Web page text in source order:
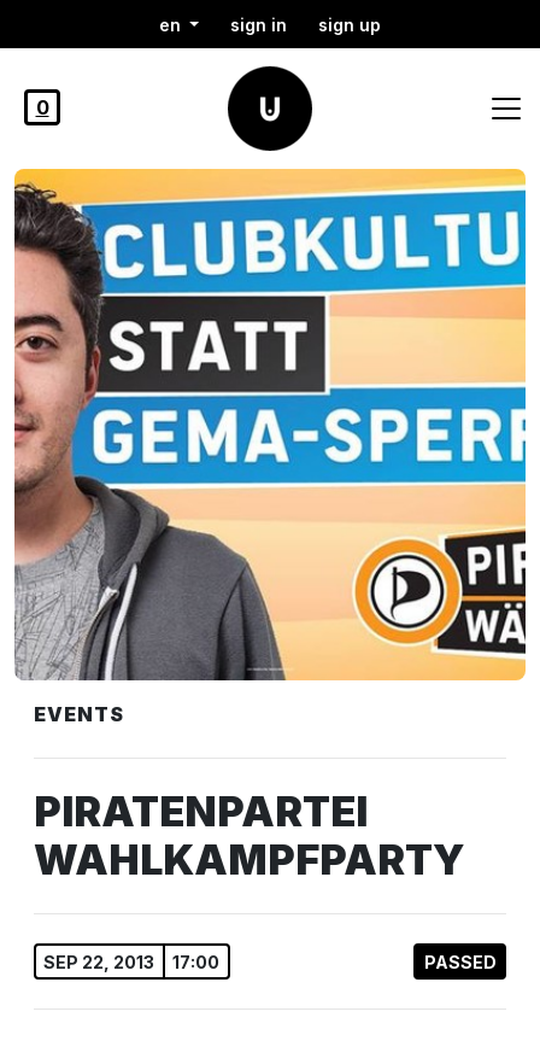
en sign in sign up
0
EVENTS
PIRATENPARTEI
WAHLKAMPFPARTY
SEP 22, 2013 17:00 PASSED